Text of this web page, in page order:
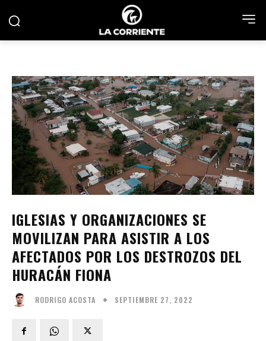
IGLESIAS Y ORGANIZACIONES SE
MOVILIZAN PARA ASISTIR A LOS
AFECTADOS POR LOS DESTROZOS DEL
HURACÁN FIONA
RODRIGO ACOSTA SEPTIEMBRE 27, 2022